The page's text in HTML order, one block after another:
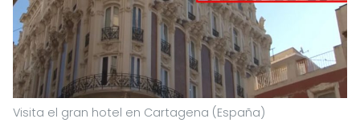
Visita el gran hotel en Cartagena (España)